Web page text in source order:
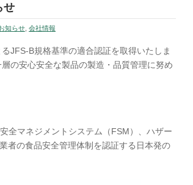
せ
知らせ 会社情報
JFS-B規格基準の適合認証を取得いたしま
の安心安全な製品の製造・品質管理に努め
全マネジメントシステム（FSM）、ハザー
者の食品安全管理体制を認証する日本発の